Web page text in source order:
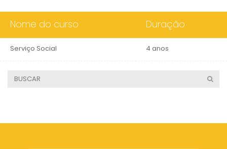
Nome do curso Duração
Serviço Social 4 anos